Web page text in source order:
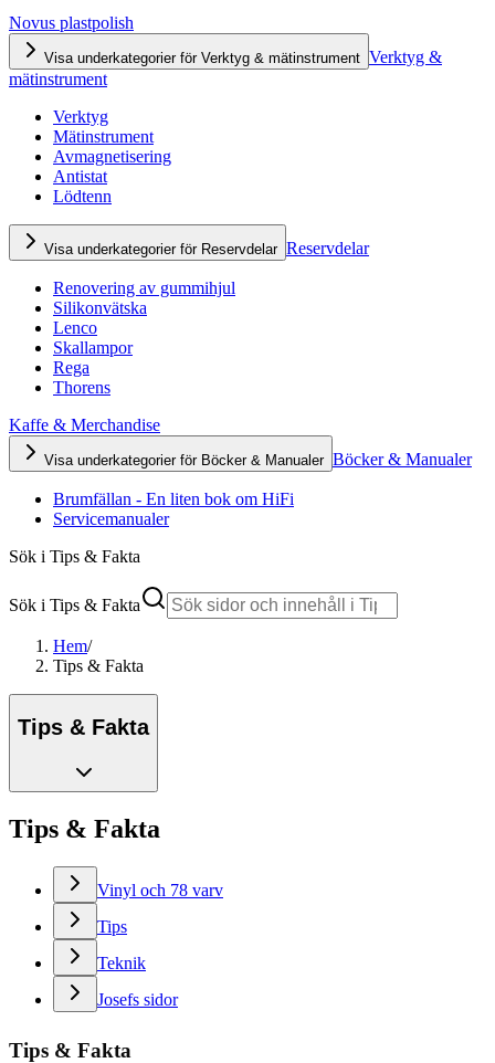
Novus plastpolish
Visa underkategorier för Verktyg & mätinstrument Verktyg &
mätinstrument
Verktyg
Mätinstrument
Avmagnetisering
Antistat
Lödtenn
Visa underkategorier för Reservdelar Reservdelar
Renovering av gummihjul
Silikonvätska
Lenco
Skallampor
Rega
Thorens
Kaffe & Merchandise
Visa underkategorier för Böcker & Manualer Böcker & Manualer
Brumfällan - En liten bok om HiFi
Servicemanualer
Sök i Tips & Fakta
Sök i Tips & Fakta
Hem/
Tips & Fakta
Tips & Fakta
Tips & Fakta
Vinyl och 78 varv
Tips
Teknik
Josefs sidor
Tips & Fakta